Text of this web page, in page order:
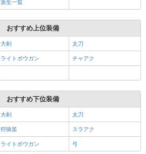
派生一覧
おすすめ上位装備
大剣 太刀
ライトボウガン チャアク
おすすめ下位装備
大剣 太刀
狩猟笛 スラアク
ライトボウガン 弓